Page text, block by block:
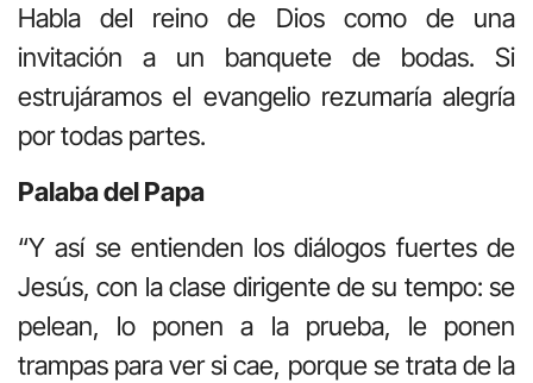
Habla del reino de Dios como de una
invitación a un banquete de bodas. Si
estrujáramos el evangelio rezumaría alegría
por todas partes.
Palaba del Papa
“Y así se entienden los diálogos fuertes de
Jesús, con la clase dirigente de su tempo: se
pelean, lo ponen a la prueba, le ponen
trampas para ver si cae, porque se trata de la